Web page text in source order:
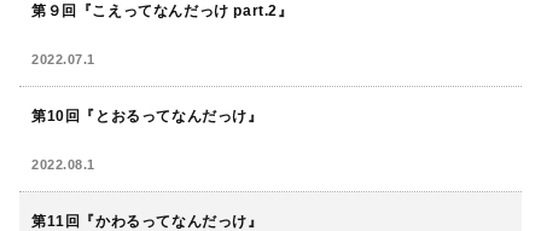
第９回『こえってなんだっけ part.2』
2022.07.1
第10回『とおるってなんだっけ』
2022.08.1
第11回『かわるってなんだっけ』